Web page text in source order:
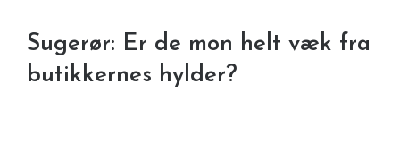
Sugerør: Er de mon helt væk fra
butikkernes hylder?